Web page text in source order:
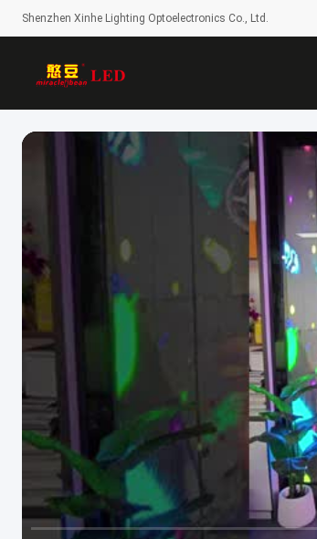
Shenzhen Xinhe Lighting Optoelectronics Co., Ltd.